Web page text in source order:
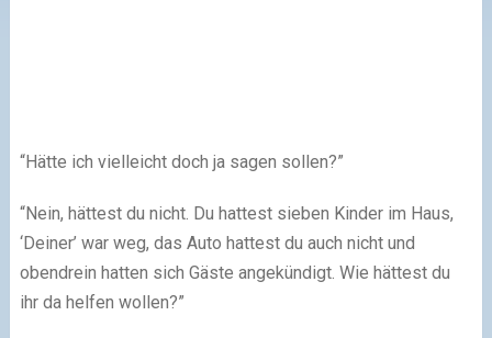
“Hätte ich vielleicht doch ja sagen sollen?”
“Nein, hättest du nicht. Du hattest sieben Kinder im Haus,
‘Deiner’ war weg, das Auto hattest du auch nicht und
obendrein hatten sich Gäste angekündigt. Wie hättest du
ihr da helfen wollen?”